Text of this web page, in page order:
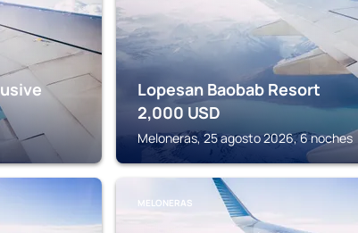
Lopesan Baobab Resort
2,000 USD
Meloneras, 25 agosto 2026, 6 noches
MELONERAS